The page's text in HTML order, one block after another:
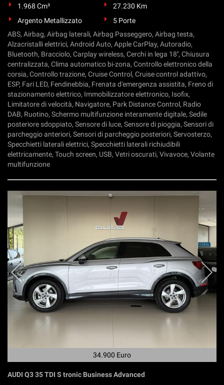
1.968 Cm³
27.230 Km
Argento Metallizzato
5 Porte
ABS, Airbag, Airbag laterali, Airbag Passeggero, Airbag testa,
Alzacristalli elettrici, Android Auto, Apple CarPlay, Autoradio,
Bluetooth, Bracciolo, Carplay wireless, Cerchi in lega 18'', Chiusura
centralizzata, Clima automatico bi-zona, Controllo elettronico della
corsia, Controllo trazione, Cruise Control, Cruise control adattivo,
ESP, Fari LED, Fendinebbia, Frenata d'emergenza assistita, Freno di
stazionamento elettrico, Immobilizzatore elettronico, Isofix,
Limitatore di velocità, Navigatore, Park Distance Control, Radio
DAB, Ruotino, Schermo multifunzione interamente digitale, Sedile
posteriore sdoppiato, Sensore di luce, Sensore di pioggia, Sensori di
parcheggio anteriori, Sensori di parcheggio posteriori, Servosterzo,
Specchietti laterali elettrici, Specchietti laterali richiudibili
elettricamente, Touch screen, USB, Vetri oscurati, Vivavoce, Volante
multifunzione
34.900 Euro
AUDI Q3 35 TDI S tronic Business Advanced